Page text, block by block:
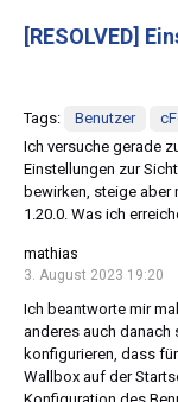
[RESOLVED]
Tags: Benutzer
Ich versuche gerade
Einstellungen zur
bewirken, steige aber
1.20.0. Was ich
mathias
3. August 2023 19:20
Ich beantworte mir
anderes auch danach
konfigurieren, dass
Wallbox auf der